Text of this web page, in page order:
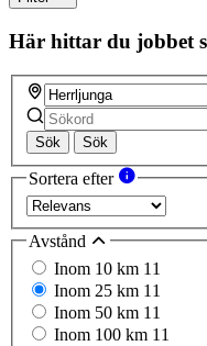
Här hittar du jobbet
Sök Sök
Sortera efter
Avstånd
Inom 10 km 11
Inom 25 km 11
Inom 50 km 11
Inom 100 km 11